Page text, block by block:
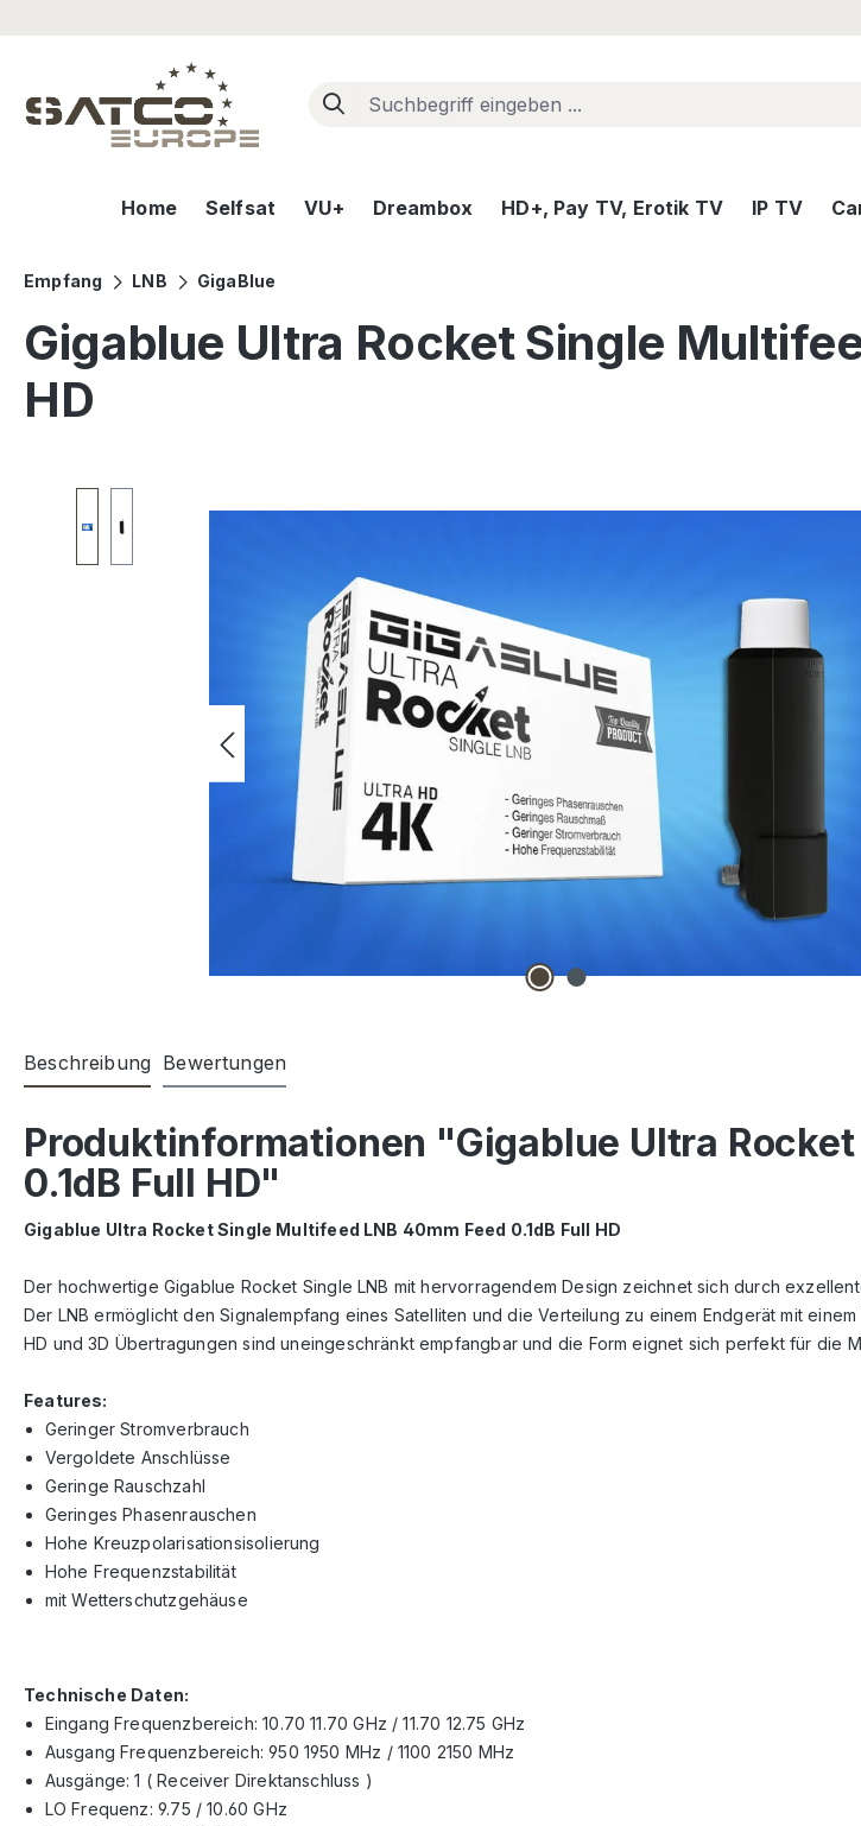
Home Selfsat VU+ Dreambox HD+, Pay TV, Erotik TV IP TV
Empfang LNB GigaBlue
Gigablue Ultra Rocket Single
HD
Beschreibung Bewertungen
Produktinformationen "Gigablue Ultra
0.1dB Full HD"
Gigablue Ultra Rocket Single Multifeed LNB 40mm Feed 0.1dB Full HD
Der hochwertige Gigablue Rocket Single LNB mit hervorragendem Design zeichnet sich durch
Der LNB ermöglicht den Signalempfang eines Satelliten und die Verteilung zu einem Endgerät mit einem
HD und 3D Übertragungen sind uneingeschränkt empfangbar und die Form eignet sich perfekt für die
Features:
Geringer Stromverbrauch
Vergoldete Anschlüsse
Geringe Rauschzahl
Geringes Phasenrauschen
Hohe Kreuzpolarisationsisolierung
Hohe Frequenzstabilität
mit Wetterschutzgehäuse
Technische Daten:
Eingang Frequenzbereich: 10.70 11.70 GHz / 11.70 12.75 GHz
Ausgang Frequenzbereich: 950 1950 MHz / 1100 2150 MHz
Ausgänge: 1 ( Receiver Direktanschluss )
LO Frequenz: 9.75 / 10.60 GHz